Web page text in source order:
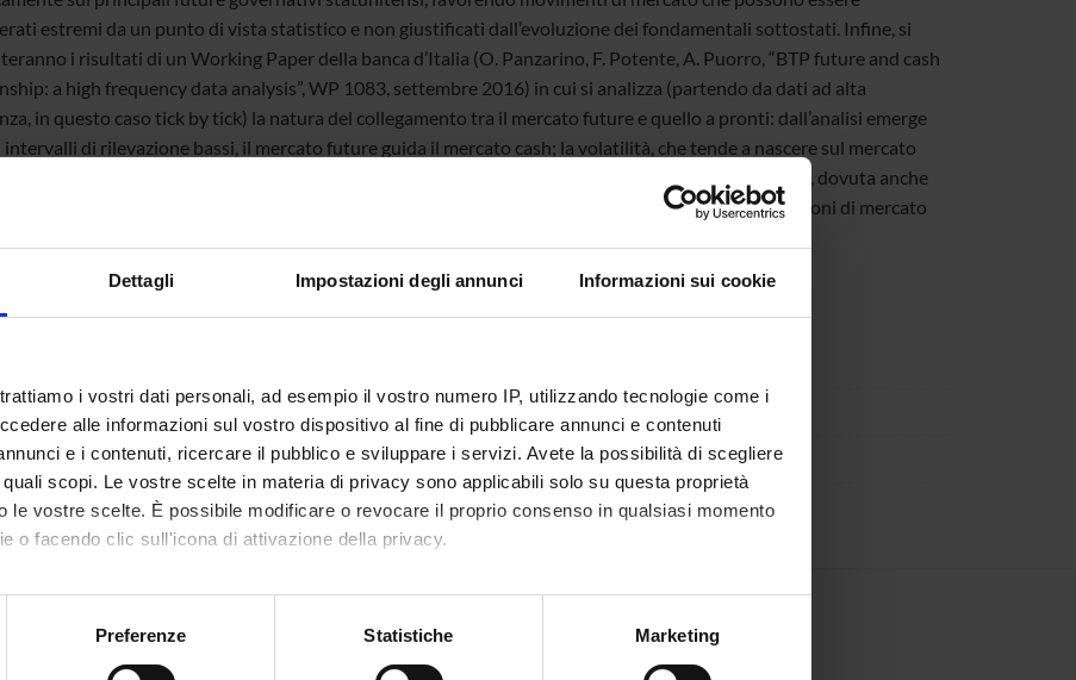
Dettagli Impostazioni degli annunci Informazioni sui cookie
trattiamo i vostri dati personali, ad esempio il vostro numero IP, utilizzando tecnologie come i
alle informazioni sul vostro dispositivo al fine di pubblicare annunci e contenuti
e i contenuti, ricercare il pubblico e sviluppare i servizi. Avete la possibilità di scegliere
scopi. Le vostre scelte in materia di privacy sono applicabili solo su questa proprietà
le vostre scelte. È possibile modificare o revocare il proprio consenso in qualsiasi momento
o facendo clic sull'icona di attivazione della privacy.
anche:
sulla tua posizione geografica, con un'approssimazione di qualche metro,
Preferenze Statistiche Marketing
estremi da un punto di vista statistico e non giustificati dall’evoluzione dei fondamentali sottostati. Infine, si
i risultati di un Working Paper della banca d’Italia (O. Panzarino, F. Potente, A. Puorro, “BTP future and cash
a high frequency data analysis”, WP 1083, settembre 2016) in cui si analizza (partendo da dati ad alta
in questo caso tick by tick) la natura del collegamento tra il mercato future e quello a pronti: dall’analisi emerge
intervalli di rilevazione bassi, il mercato future guida il mercato cash; la volatilità, che tende a nascere sul mercato
si propaga molto rapidamente, tramite alcuni meccanismi automatici, al mercato cash. tale relazione, dovuta anche
degli HFT sul mercato future, è un rischio da considerare adeguatamente in quanto, in condizioni di mercato
esterno
9 gennaio 2020